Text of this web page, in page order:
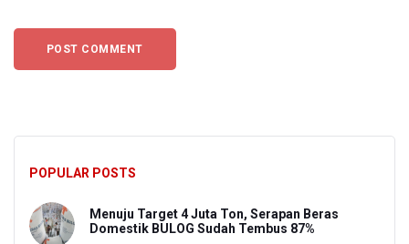
POPULAR POSTS
Menuju Target 4 Juta Ton, Serapan Beras
Domestik BULOG Sudah Tembus 87%